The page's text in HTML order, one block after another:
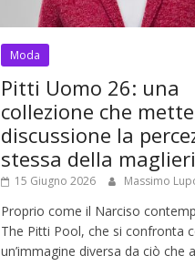
Moda
Pitti Uomo 26: una
collezione che
discussione la
stessa della
15 Giugno 2026 Massimo
Proprio come il Narciso
The Pitti Pool, che si confronta
un’immagine diversa da ciò che